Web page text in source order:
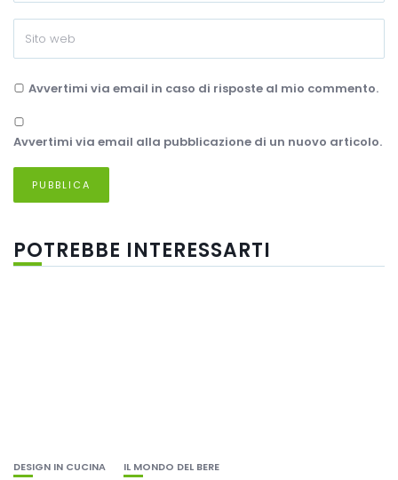
Avvertimi via email in caso di risposte al mio commento.
Avvertimi via email alla pubblicazione di un nuovo articolo.
POTREBBE INTERESSARTI
DESIGN IN CUCINA IL MONDO DEL BERE